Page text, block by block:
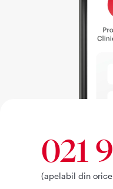
021
(apelabil din